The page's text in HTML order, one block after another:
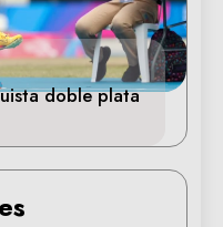
doble plata